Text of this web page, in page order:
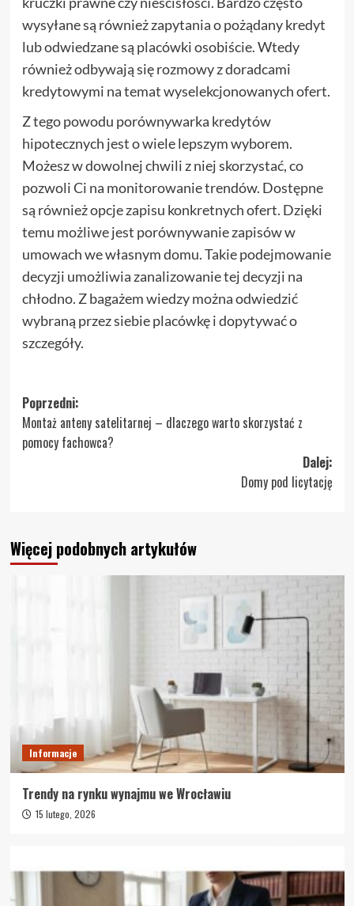
wysyłane są również zapytania o pożądany kredyt
lub odwiedzane są placówki osobiście. Wtedy
również odbywają się rozmowy z doradcami
kredytowymi na temat wyselekcjonowanych ofert.
Z tego powodu porównywarka kredytów
hipotecznych jest o wiele lepszym wyborem.
Możesz w dowolnej chwili z niej skorzystać, co
pozwoli Ci na monitorowanie trendów. Dostępne
są również opcje zapisu konkretnych ofert. Dzięki
temu możliwe jest porównywanie zapisów w
umowach we własnym domu. Takie podejmowanie
decyzji umożliwia zanalizowanie tej decyzji na
chłodno. Z bagażem wiedzy można odwiedzić
wybraną przez siebie placówkę i dopytywać o
szczegóły.
Zobacz
wpisy
Poprzedni:
Montaż anteny satelitarnej – dlaczego warto skorzystać z
pomocy fachowca?
Dalej:
Domy pod licytację
Więcej podobnych artykułów
Informacje
Trendy na rynku wynajmu we Wrocławiu
15 lutego, 2026